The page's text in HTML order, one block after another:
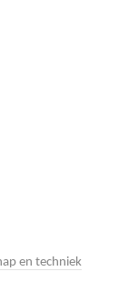
en techniek